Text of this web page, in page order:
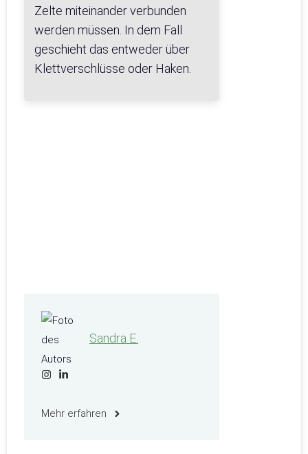
Zelte miteinander verbunden
werden müssen. In dem Fall
geschieht das entweder über
Klettverschlüsse oder Haken.
Sandra E.
Mehr erfahren